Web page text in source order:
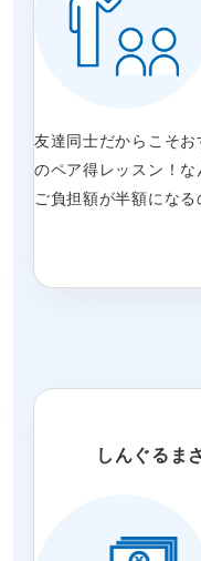
友達同士だからこそ
のペア得レッスン！
ご負担額が半額になる
しんぐるま